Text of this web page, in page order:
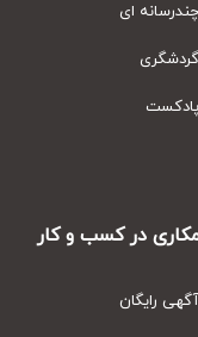
ای
در کسب و کار
رایگان